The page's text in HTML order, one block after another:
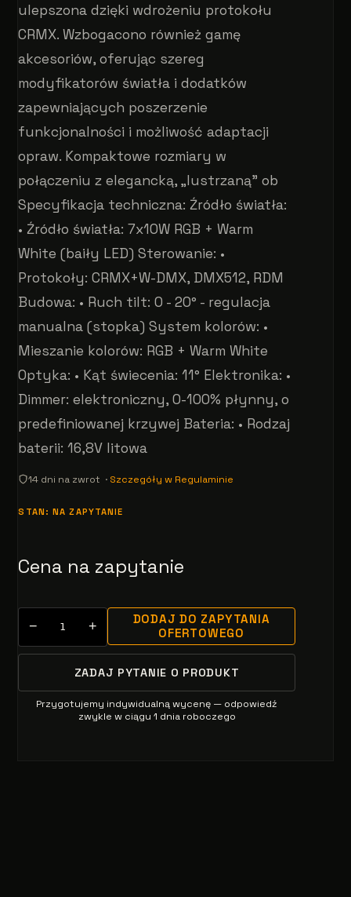
ulepszona dzięki wdrożeniu protokołu
CRMX. Wzbogacono również gamę
akcesoriów, oferując szereg
modyfikatorów światła i dodatków
zapewniających poszerzenie
funkcjonalności i możliwość adaptacji
opraw. Kompaktowe rozmiary w
połączeniu z elegancką, „lustrzaną" ob
Specyfikacja techniczna: Źródło światła:
• Źródło światła: 7x10W RGB + Warm
White (baiły LED) Sterowanie: •
Protokoły: CRMX+W-DMX, DMX512, RDM
Budowa: • Ruch tilt: 0 - 20° - regulacja
manualna (stopka) System kolorów: •
Mieszanie kolorów: RGB + Warm White
Optyka: • Kąt świecenia: 11° Elektronika: •
Dimmer: elektroniczny, 0-100% płynny, o
predefiniowanej krzywej Bateria: • Rodzaj
baterii: 16,8V litowa
14 dni na zwrot · Szczegóły w Regulaminie
STAN: NA ZAPYTANIE
Cena na zapytanie
− +
DODAJ DO ZAPYTANIA
OFERTOWEGO
ZADAJ PYTANIE O PRODUKT
Przygotujemy indywidualną wycenę — odpowiedź
zwykle w ciągu 1 dnia roboczego